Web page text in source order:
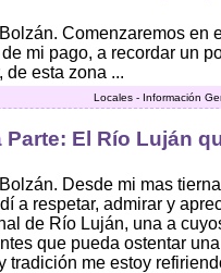
Comenzaremos en
mi pago, a recordar un
de esta zona ...
Locales - Información
Parte: El Río Luján
Desde mi mas
a respetar, admirar y
de Río Luján, una a
que pueda ostentar
tradición me estoy